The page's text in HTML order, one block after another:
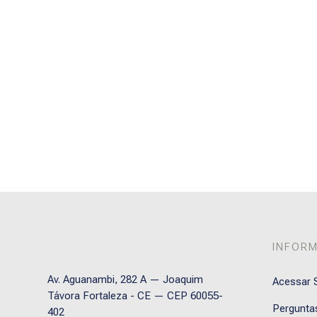
Av. Aguanambi, 282 A — Joaquim
Távora Fortaleza - CE — CEP 60055-
402
Acessar